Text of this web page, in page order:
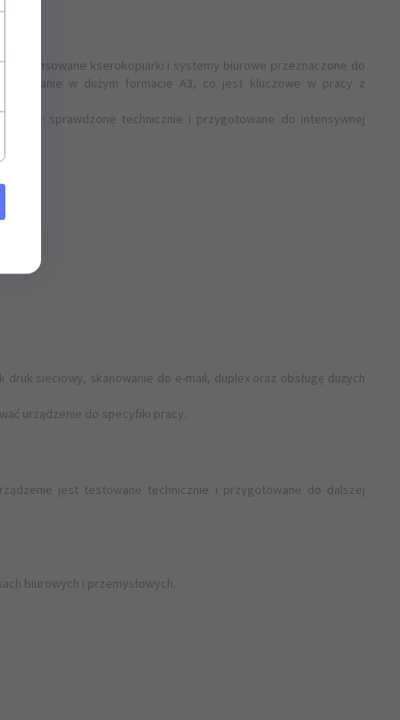
kserokopiarki i systemy biurowe przeznaczone do
w dużym formacie A3, co jest kluczowe w pracy z
sprawdzone technicznie i przygotowane do intensywnej
sieciowy, skanowanie do e-mail, duplex oraz obsługę dużych
urządzenie do specyfiki pracy.
jest testowane technicznie i przygotowane do dalszej
biurowych i przemysłowych.